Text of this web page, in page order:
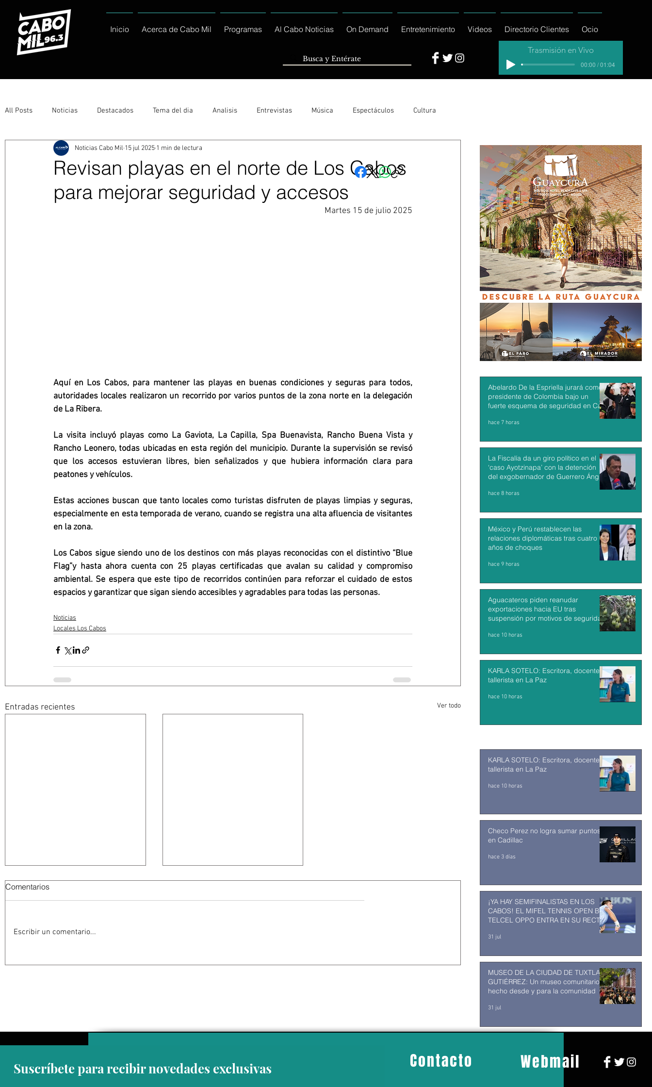
Inicio Acerca de Cabo Mil Programas Al Cabo Noticias On Demand Entretenimiento Videos Directorio Clientes Ocio
Trasmisión en Vivo
00:00 / 01:04
All Posts Noticias Destacados Tema del dia Analisis Entrevistas Música Espectáculos Cultura
Entérate Deportes La buena del día
Ayuntamiento de Los Cabos Informa Nacionales e Internacionales Columnas Locales Los Cabos
Revisan playas en el norte de Los Cabos
para mejorar seguridad y accesos
Noticias Cabo Mil 15 jul 2025 1 min de lectura
Martes 15 de julio 2025
Aquí en Los Cabos, para mantener las playas en buenas condiciones y seguras para todos,
autoridades locales realizaron un recorrido por varios puntos de la zona norte en la delegación
de La Ribera.
La visita incluyó playas como La Gaviota, La Capilla, Spa Buenavista, Rancho Buena Vista y
Rancho Leonero, todas ubicadas en esta región del municipio. Durante la supervisión se revisó
que los accesos estuvieran libres, bien señalizados y que hubiera información clara para
peatones y vehículos.
Estas acciones buscan que tanto locales como turistas disfruten de playas limpias y seguras,
especialmente en esta temporada de verano, cuando se registra una alta afluencia de visitantes
en la zona.
Los Cabos sigue siendo uno de los destinos con más playas reconocidas con el distintivo “Blue
Flag”y hasta ahora cuenta con 25 playas certificadas que avalan su calidad y compromiso
ambiental. Se espera que este tipo de recorridos continúen para reforzar el cuidado de estos
espacios y garantizar que sigan siendo accesibles y agradables para todas las personas.
Noticias
Locales Los Cabos
Entradas recientes Ver todo
Comentarios
Escribir un comentario...
Abelardo De la Espriella jurará como
presidente de Colombia bajo un
fuerte esquema de seguridad en Cali
hace 7 horas
La Fiscalía da un giro político en el
‘caso Ayotzinapa’ con la detención
del exgobernador de Guerrero Ángel
hace 8 horas
México y Perú restablecen las
relaciones diplomáticas tras cuatro
años de choques
hace 9 horas
Aguacateros piden reanudar
exportaciones hacia EU tras
suspensión por motivos de seguridad
hace 10 horas
KARLA SOTELO: Escritora, docente y
tallerista en La Paz
hace 10 horas
KARLA SOTELO: Escritora, docente y
tallerista en La Paz
hace 10 horas
Checo Perez no logra sumar puntos
en Cadillac
hace 3 días
¡YA HAY SEMIFINALISTAS EN LOS
CABOS! EL MIFEL TENNIS OPEN BY
TELCEL OPPO ENTRA EN SU RECTA
31 jul
MUSEO DE LA CIUDAD DE TUXTLA
GUTIÉRREZ: Un museo comunitario
hecho desde y para la comunidad
31 jul
Suscríbete para recibir novedades exclusivas Contacto Webmail